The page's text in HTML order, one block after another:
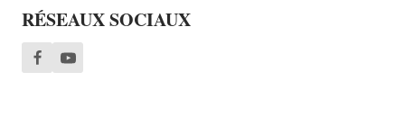
RÉSEAUX SOCIAUX